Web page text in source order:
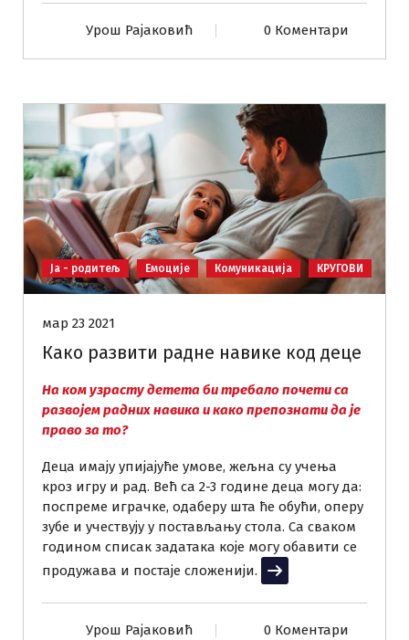
Урош Рајаковић 0 Коментари
Ја - родитељ Емоције Комуникација КРУГОВИ
мар 23 2021
Како развити радне навике код деце
На ком узрасту детета би требало почети са
развојем радних навика и како препознати да је
право за то?
Деца имају упијајуће умове, жељна су учења
кроз игру и рад. Већ са 2-3 године деца могу да:
поспреме играчке, одаберу шта ће обући, оперу
зубе и учествују у постављању стола. Са сваком
годином списак задатака које могу обавити се
продужава и постаје сложенији.
Прочитај више
Урош Рајаковић 0 Коментари